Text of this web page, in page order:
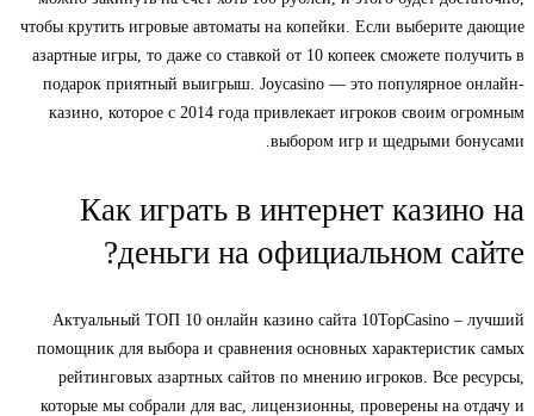
чтобы крутить игровые автоматы на копейки. Если выберите дающие
азартные игры, то даже со ставкой от 10 копеек сможете получить в
подарок приятный выигрыш. Joycasino — это популярное онлайн-
казино, которое с 2014 года привлекает игроков своим огромным
выбором игр и щедрыми бонусами.
Как играть в интернет казино на
деньги на официальном сайте?
Актуальный ТОП 10 онлайн казино сайта 10TopCasino – лучший
помощник для выбора и сравнения основных характеристик самых
рейтинговых азартных сайтов по мнению игроков. Все ресурсы,
которые мы собрали для вас, лицензионны, проверены на отдачу и